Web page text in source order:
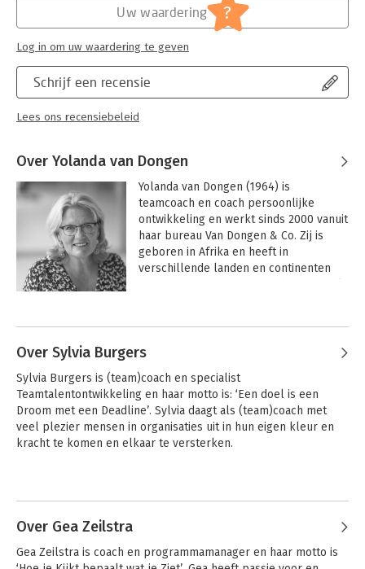
Schrijf een recensie
Lees ons recensiebeleid
Uw waardering ?
Log in om uw waardering te geven
Over Yolanda van Dongen
Yolanda van Dongen (1964) is
teamcoach en coach persoonlijke
ontwikkeling en werkt sinds 2000 vanuit
haar bureau Van Dongen & Co. Zij is
geboren in Afrika en heeft in
verschillende landen en continenten
De diversiteit aan mensen met
grote inspiratiebron. Waarom doen
mensen wat ze doen? Of doen ze
dingen juist niet? Hoe nemen ze regie
om zelf een wending aan hun leven te
geven? Haar drive is om mensen en
aan vertrouwen©
Loopbaanspel:
Over Sylvia Burgers
Sylvia Burgers is (team)coach en specialist
Teamtalentontwikkeling en haar motto is: ‘Een doel is een
Droom met een Deadline’. Sylvia daagt als (team)coach met
veel plezier mensen in organisaties uit in hun eigen kleur en
kracht te komen en elkaar te versterken.
Over Gea Zeilstra
Gea Zeilstra is coach en programmamanager en haar motto is